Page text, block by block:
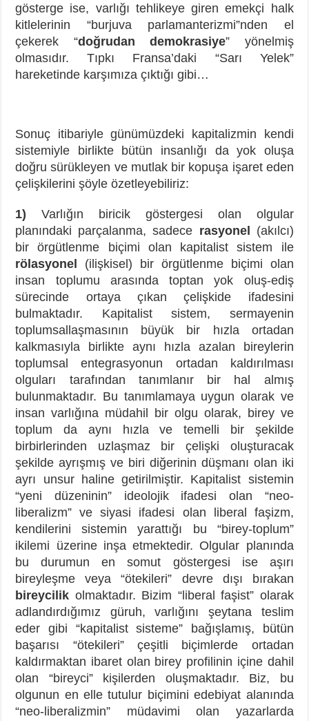
gösterge ise, varlığı tehlikeye giren emekçi halk
kitlelerinin “burjuva parlamanterizmi”nden el
çekerek “doğrudan demokrasiye” yönelmiş
olmasıdır. Tıpkı Fransa’daki “Sarı Yelek”
hareketinde karşımıza çıktığı gibi…
Sonuç itibariyle günümüzdeki kapitalizmin kendi
sistemiyle birlikte bütün insanlığı da yok oluşa
doğru sürükleyen ve mutlak bir kopuşa işaret eden
çelişkilerini şöyle özetleyebiliriz:
1) Varlığın biricik göstergesi olan olgular
planındaki parçalanma, sadece rasyonel (akılcı)
bir örgütlenme biçimi olan kapitalist sistem ile
rölasyonel (ilişkisel) bir örgütlenme biçimi olan
insan toplumu arasında toptan yok oluş-ediş
sürecinde ortaya çıkan çelişkide ifadesini
bulmaktadır. Kapitalist sistem, sermayenin
toplumsallaşmasının büyük bir hızla ortadan
kalkmasıyla birlikte aynı hızla azalan bireylerin
toplumsal entegrasyonun ortadan kaldırılması
olguları tarafından tanımlanır bir hal almış
bulunmaktadır. Bu tanımlamaya uygun olarak ve
insan varlığına müdahil bir olgu olarak, birey ve
toplum da aynı hızla ve temelli bir şekilde
birbirlerinden uzlaşmaz bir çelişki oluşturacak
şekilde ayrışmış ve biri diğerinin düşmanı olan iki
ayrı unsur haline getirilmiştir. Kapitalist sistemin
“yeni düzeninin” ideolojik ifadesi olan “neo-
liberalizm” ve siyasi ifadesi olan liberal faşizm,
kendilerini sistemin yarattığı bu “birey-toplum”
ikilemi üzerine inşa etmektedir. Olgular planında
bu durumun en somut göstergesi ise aşırı
bireyleşme veya “ötekileri” devre dışı bırakan
bireycilik olmaktadır. Bizim “liberal faşist” olarak
adlandırdığımız güruh, varlığını şeytana teslim
eder gibi “kapitalist sisteme” bağışlamış, bütün
başarısı “ötekileri” çeşitli biçimlerde ortadan
kaldırmaktan ibaret olan birey profilinin içine dahil
olan “bireyci” kişilerden oluşmaktadır. Biz, bu
olgunun en elle tutulur biçimini edebiyat alanında
“neo-liberalizmin” müdavimi olan yazarlarda